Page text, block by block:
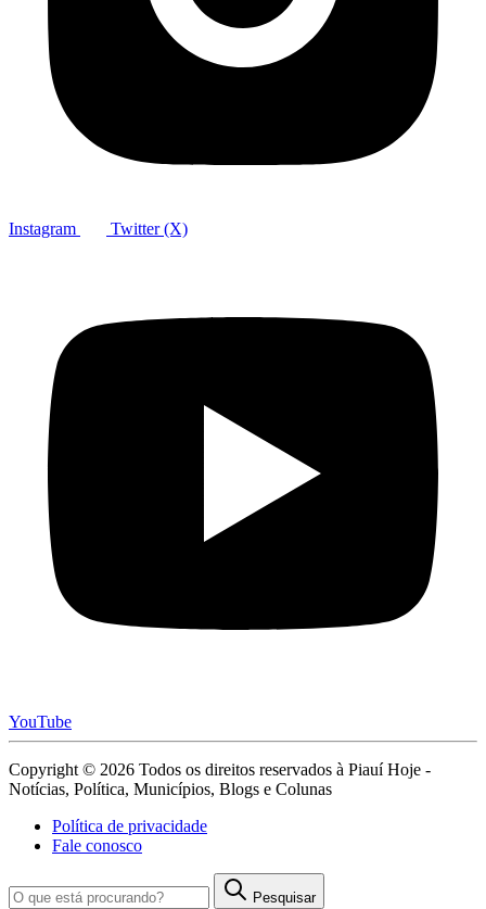
Instagram Twitter (X)
YouTube
Copyright © 2026 Todos os direitos reservados à Piauí Hoje -
Notícias, Política, Municípios, Blogs e Colunas
Política de privacidade
Fale conosco
Pesquisar